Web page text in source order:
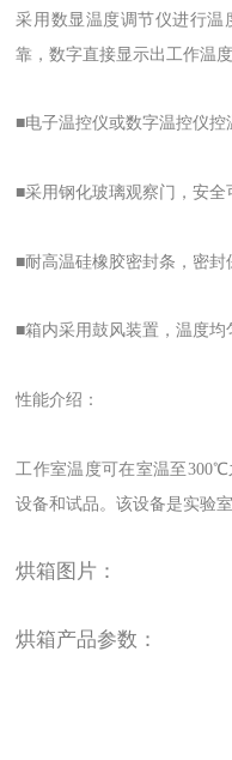
采用数显温度调节仪进行
靠，数字直接显示出工作温
■电子温控仪或数字温控仪控
■采用钢化玻璃观察门，安全
■耐高温硅橡胶密封条，密封
■箱内采用鼓风装置，温度均
性能介绍：
工作室温度可在室温至
设备和试品。该设备是实验
烘箱图片：
烘箱产品参数：